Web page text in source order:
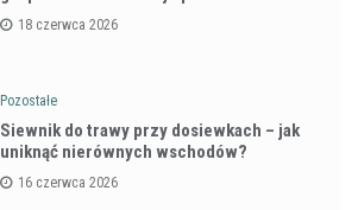
18 czerwca 2026
Pozostałe
Siewnik do trawy przy dosiewkach – jak
uniknąć nierównych wschodów?
16 czerwca 2026